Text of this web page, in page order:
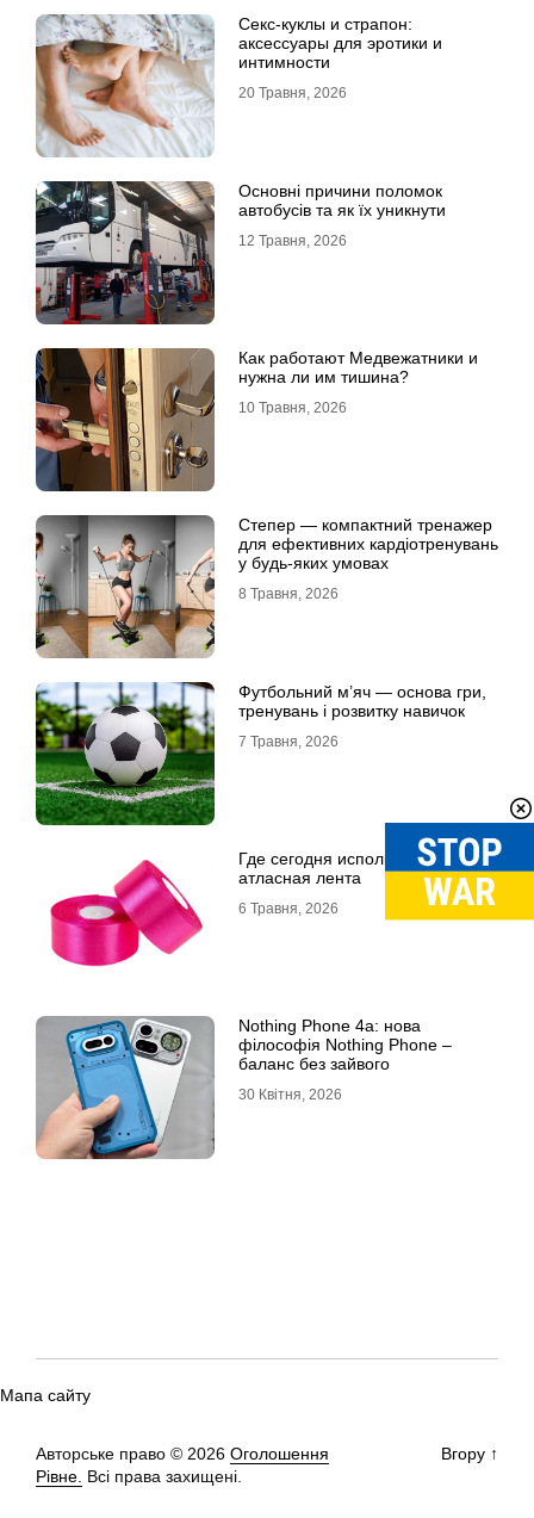
Секс-куклы и страпон:
аксессуары для эротики и
интимности
20 Травня, 2026
Основні причини поломок
автобусів та як їх уникнути
12 Травня, 2026
Как работают Медвежатники и
нужна ли им тишина?
10 Травня, 2026
Степер — компактний тренажер
для ефективних кардіотренувань
у будь-яких умовах
8 Травня, 2026
Футбольний м’яч — основа гри,
тренувань і розвитку навичок
7 Травня, 2026
Где сегодня используется
атласная лента
6 Травня, 2026
Nothing Phone 4a: нова
філософія Nothing Phone –
баланс без зайвого
30 Квітня, 2026
Мапа сайту
Авторське право © 2026 Оголошення
Рівне. Всі права захищені.
Вгору ↑